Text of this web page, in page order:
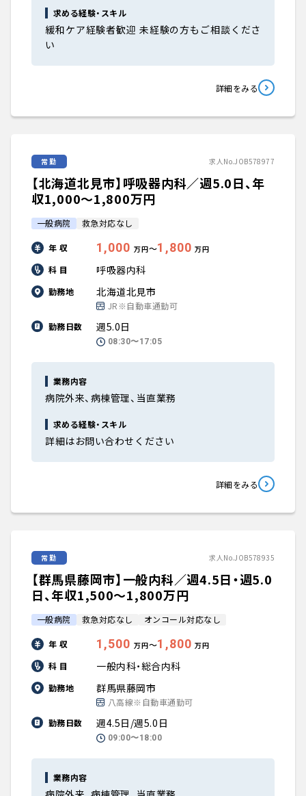
求める経験・スキル
緩和ケア経験者歓迎 未経験の方もご相談くださ
い
詳細をみる
常勤 求人No.JOB578977
【北海道北見市】呼吸器内科／週5.0日、年
収1,000〜1,800万円
一般病院 救急対応なし
年 収 1,000 万円〜1,800 万円
科 目 呼吸器内科
勤務地 北海道北見市
JR※自動車通勤可
勤務日数
週5.0日
08:30〜17:05
業務内容
病院外来、病棟管理、当直業務
求める経験・スキル
詳細はお問い合わせください
詳細をみる
常勤 求人No.JOB578935
【群馬県藤岡市】一般内科／週4.5日・週5.0
日、年収1,500〜1,800万円
一般病院 救急対応なし オンコール対応なし
年 収 1,500 万円〜1,800 万円
科 目 一般内科・総合内科
勤務地 群馬県藤岡市
八高線※自動車通勤可
勤務日数
週4.5日/週5.0日
09:00〜18:00
業務内容